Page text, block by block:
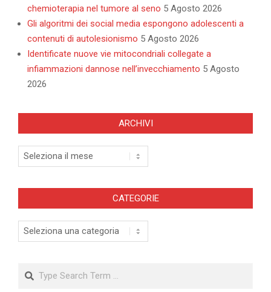
chemioterapia nel tumore al seno 5 Agosto 2026
Gli algoritmi dei social media espongono adolescenti a
contenuti di autolesionismo 5 Agosto 2026
Identificate nuove vie mitocondriali collegate a
infiammazioni dannose nell’invecchiamento 5 Agosto
2026
ARCHIVI
Archivi
CATEGORIE
Categorie
Search